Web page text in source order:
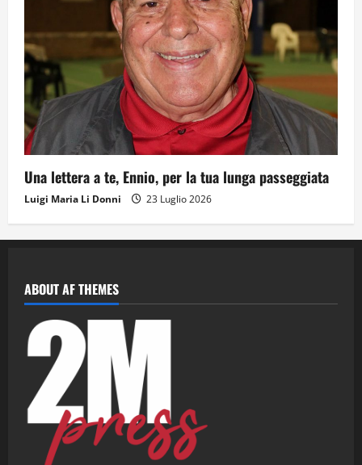
Una lettera a te, Ennio, per la tua lunga passeggiata
Luigi Maria Li Donni 23 Luglio 2026
ABOUT AF THEMES